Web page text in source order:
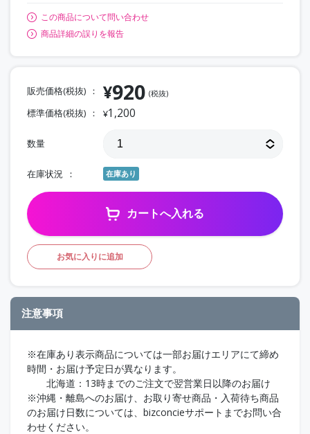
この商品について問い合わせ
商品詳細の誤りを報告
販売価格(税抜) ¥920 (税抜)
標準価格(税抜) ¥1,200
数量
在庫状況 在庫あり
カートへ入れる
お気に入りに追加
注意事項
※在庫あり表示商品については一部お届けエリアにて締め
時間・お届け予定日が異なります。
北海道：13時までのご注文で翌営業日以降のお届け
※沖縄・離島へのお届け、お取り寄せ商品・入荷待ち商品
のお届け日数については、bizconcieサポートまでお問い合
わせください。